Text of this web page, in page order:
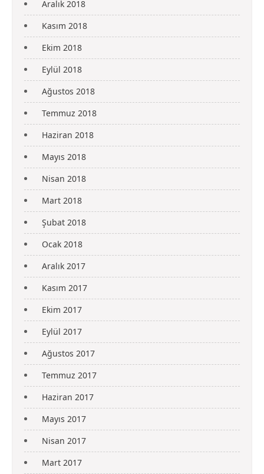
Aralık 2018
Kasım 2018
Ekim 2018
Eylül 2018
Ağustos 2018
Temmuz 2018
Haziran 2018
Mayıs 2018
Nisan 2018
Mart 2018
Şubat 2018
Ocak 2018
Aralık 2017
Kasım 2017
Ekim 2017
Eylül 2017
Ağustos 2017
Temmuz 2017
Haziran 2017
Mayıs 2017
Nisan 2017
Mart 2017